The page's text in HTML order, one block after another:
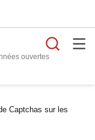
ouvertes
Captchas sur les